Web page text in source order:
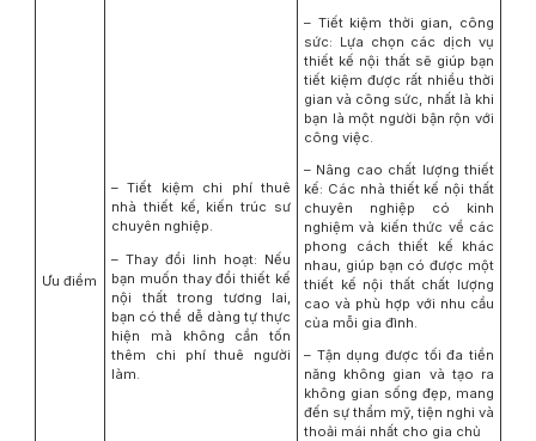
Ưu điểm
– Tiết kiệm chi phí thuê
nhà thiết kế, kiến trúc sư
chuyên nghiệp.
– Thay đổi linh hoạt: Nếu
bạn muốn thay đổi thiết kế
nội thất trong tương lai,
bạn có thể dễ dàng tự thực
hiện mà không cần tốn
thêm chi phí thuê người
làm.
– Tiết kiệm thời gian, công
sức: Lựa chọn các dịch vụ
thiết kế nội thất sẽ giúp bạn
tiết kiệm được rất nhiều thời
gian và công sức, nhất là khi
bạn là một người bận rộn với
công việc.
– Nâng cao chất lượng thiết
kế: Các nhà thiết kế nội thất
chuyên nghiệp có kinh
nghiệm và kiến ​​thức về các
phong cách thiết kế khác
nhau, giúp bạn có được một
thiết kế nội thất chất lượng
cao và phù hợp với nhu cầu
của mỗi gia đình.
– Tận dụng được tối đa tiền
năng không gian và tạo ra
không gian sống đẹp, mang
đến sự thẩm mỹ, tiện nghi và
thoải mái nhất cho gia chủ